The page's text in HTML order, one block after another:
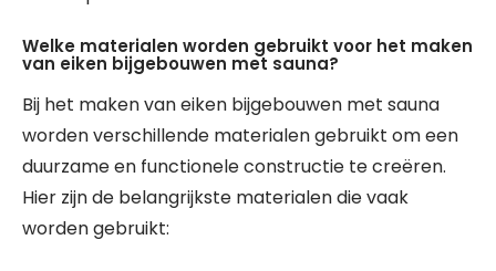
Welke materialen worden gebruikt voor het maken
van eiken bijgebouwen met sauna?
Bij het maken van eiken bijgebouwen met sauna
worden verschillende materialen gebruikt om een
duurzame en functionele constructie te creëren.
Hier zijn de belangrijkste materialen die vaak
worden gebruikt: